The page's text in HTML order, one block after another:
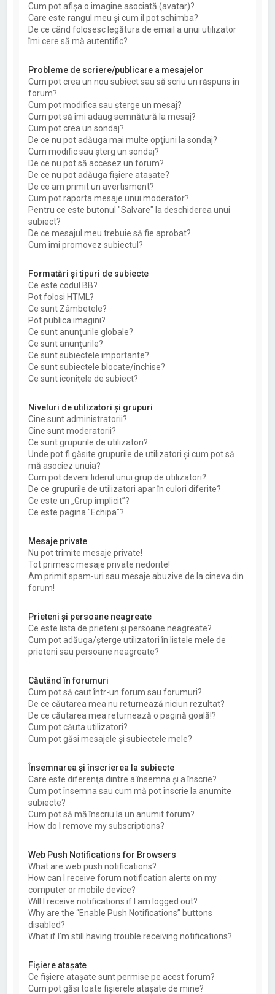
Cum pot afișa o imagine asociată (avatar)?
Care este rangul meu şi cum il pot schimba?
De ce când folosesc legătura de email a unui utilizator
îmi cere să mă autentific?
Probleme de scriere/publicare a mesajelor
Cum pot crea un nou subiect sau să scriu un răspuns în
forum?
Cum pot modifica sau şterge un mesaj?
Cum pot să îmi adaug semnătură la mesaj?
Cum pot crea un sondaj?
De ce nu pot adăuga mai multe opţiuni la sondaj?
Cum modific sau şterg un sondaj?
De ce nu pot să accesez un forum?
De ce nu pot adăuga fişiere ataşate?
De ce am primit un avertisment?
Cum pot raporta mesaje unui moderator?
Pentru ce este butonul "Salvare" la deschiderea unui
subiect?
De ce mesajul meu trebuie să fie aprobat?
Cum îmi promovez subiectul?
Formatări şi tipuri de subiecte
Ce este codul BB?
Pot folosi HTML?
Ce sunt Zâmbetele?
Pot publica imagini?
Ce sunt anunţurile globale?
Ce sunt anunţurile?
Ce sunt subiectele importante?
Ce sunt subiectele blocate/închise?
Ce sunt iconiţele de subiect?
Niveluri de utilizatori şi grupuri
Cine sunt administratorii?
Cine sunt moderatorii?
Ce sunt grupurile de utilizatori?
Unde pot fi găsite grupurile de utilizatori şi cum pot să
mă asociez unuia?
Cum pot deveni liderul unui grup de utilizatori?
De ce grupurile de utilizatori apar în culori diferite?
Ce este un „Grup implicit”?
Ce este pagina "Echipa"?
Mesaje private
Nu pot trimite mesaje private!
Tot primesc mesaje private nedorite!
Am primit spam-uri sau mesaje abuzive de la cineva din
forum!
Prieteni şi persoane neagreate
Ce este lista de prieteni şi persoane neagreate?
Cum pot adăuga/şterge utilizatori în listele mele de
prieteni sau persoane neagreate?
Căutând în forumuri
Cum pot să caut într-un forum sau forumuri?
De ce căutarea mea nu returnează niciun rezultat?
De ce căutarea mea returnează o pagină goală!?
Cum pot căuta utilizatori?
Cum pot găsi mesajele şi subiectele mele?
Însemnarea şi înscrierea la subiecte
Care este diferenţa dintre a însemna şi a înscrie?
Cum pot însemna sau cum mă pot înscrie la anumite
subiecte?
Cum pot să mă înscriu la un anumit forum?
How do I remove my subscriptions?
Web Push Notifications for Browsers
What are web push notifications?
How can I receive forum notification alerts on my
computer or mobile device?
Will I receive notifications if I am logged out?
Why are the “Enable Push Notifications” buttons
disabled?
What if I’m still having trouble receiving notifications?
Fişiere ataşate
Ce fişiere ataşate sunt permise pe acest forum?
Cum pot găsi toate fişierele ataşate de mine?